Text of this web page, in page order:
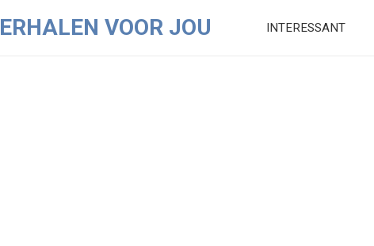
VOOR JOU INTERESSANT